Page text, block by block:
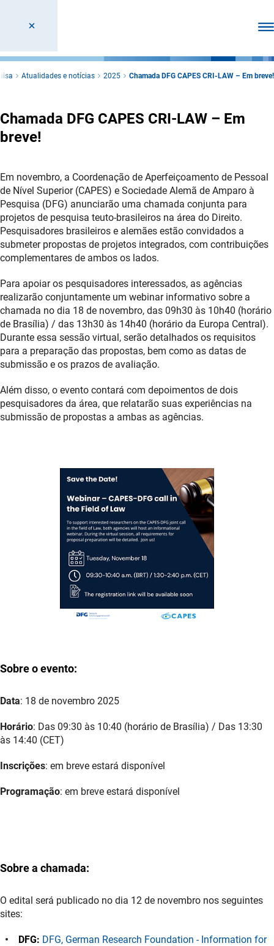
Atualidades e notícias 2025 Chamada DFG CAPES CRI-LAW – Em breve!
Chamada DFG CAPES CRI-LAW – Em
breve!
Em novembro, a Coordenação de Aperfeiçoamento de Pessoal
de Nível Superior (CAPES) e Sociedade Alemã de Amparo à
Pesquisa (DFG) anunciarão uma chamada conjunta para
projetos de pesquisa teuto-brasileiros na área do Direito.
Pesquisadores brasileiros e alemães estão convidados a
submeter propostas de projetos integrados, com contribuições
complementares de ambos os lados.
Para apoiar os pesquisadores interessados, as agências
realizarão conjuntamente um webinar informativo sobre a
chamada no dia 18 de novembro, das 09h30 às 10h40 (horário
de Brasília) / das 13h30 às 14h40 (horário da Europa Central).
Durante essa sessão virtual, serão detalhados os requisitos
para a preparação das propostas, bem como as datas de
submissão e os prazos de avaliação.
Além disso, o evento contará com depoimentos de dois
pesquisadores da área, que relatarão suas experiências na
submissão de propostas a ambas as agências.
Sobre o evento:
Data: 18 de novembro 2025
Horário: Das 09:30 às 10:40 (horário de Brasília) / Das 13:30
às 14:40 (CET)
Inscrições: em breve estará disponível
Programação: em breve estará disponível
Sobre a chamada:
O edital será publicado no dia 12 de novembro nos seguintes
sites:
DFG: DFG, German Research Foundation - Information for